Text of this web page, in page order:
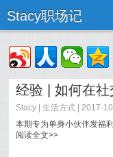
Stacy职场记
经验 | 如何在社
Stacy |生活方式 | 2017-
本期专为单身小伙伴发福利
阅读全文>>